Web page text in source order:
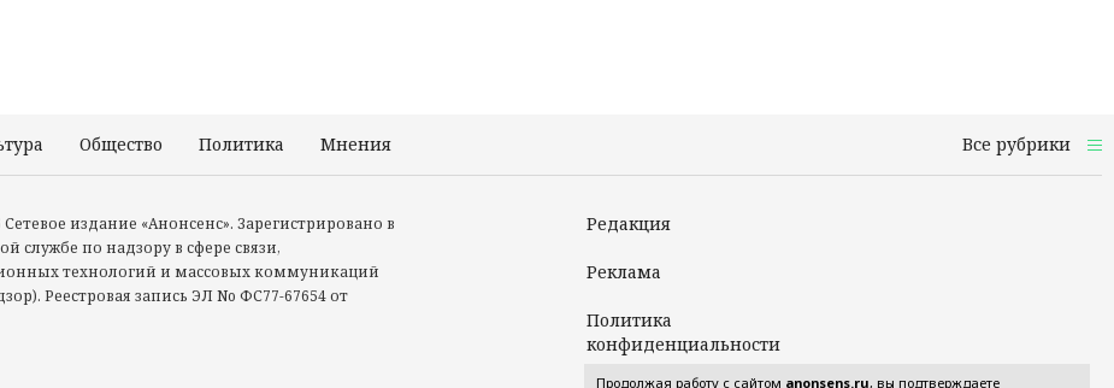
Общество Политика Мнения Все рубрики
Сетевое издание «Анонсенс». Зарегистрировано в
службе по надзору в сфере связи,
технологий и массовых коммуникаций
Реестровая запись ЭЛ No ФС77-67654 от
Редакция
Реклама
Политика
конфиденциальности
Продолжая работу с сайтом anonsens.ru, вы подтверждаете